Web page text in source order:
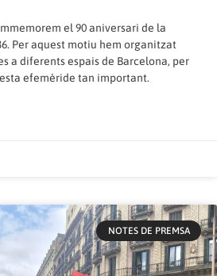
el 90 aniversari de la
Per aquest motiu hem organitzat
a diferents espais de Barcelona, per
efemèride tan important.
NOTES DE PREMSA